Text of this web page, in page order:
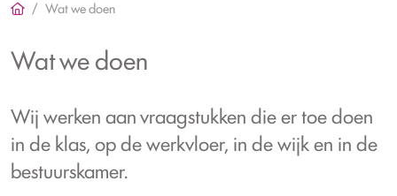
Wat we doen
Wat we doen
Wij werken aan vraagstukken die er toe doen
in de klas, op de werkvloer, in de wijk en in de
bestuurskamer.